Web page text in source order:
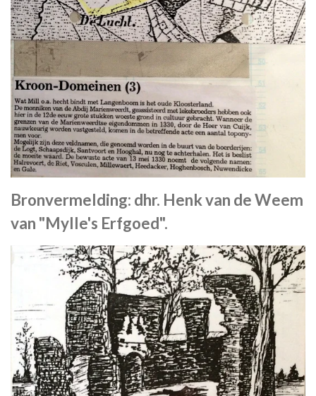
Bronvermelding: dhr. Henk van de Weem
van "Mylle's Erfgoed".